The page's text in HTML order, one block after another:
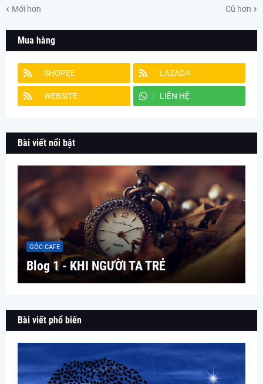
Mới hơn Cũ hơn
Mua hàng
SHOPEE LAZADA
WEBSITE LIÊN HỆ
Bài viết nổi bật
GÓC CAFE
Blog 1 - KHI NGƯỜI TA TRẺ
Bài viết phổ biến